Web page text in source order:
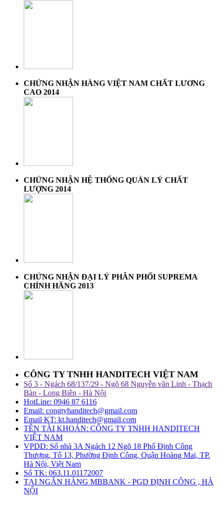
CHỨNG NHẬN HÀNG VIỆT NAM CHẤT LƯƠNG
CAO 2014
CHỨNG NHẬN HỆ THỐNG QUẢN LÝ CHẤT
LƯỢNG 2014
CHỨNG NHẬN ĐẠI LÝ PHÂN PHỐI SUPREMA
CHÍNH HÃNG 2013
CÔNG TY TNHH HANDITECH VIỆT NAM
Số 3 - Ngách 68/137/29 - Ngõ 68 Nguyễn văn Linh - Thạch
Bàn - Long Biên - Hà Nội
HotLine: 0946 87 6116
Email: congtyhanditech@gmail.com
Email KT: kt.handitech@gmail.com
TÊN TÀI KHOẢN: CÔNG TY TNHH HANDITECH
VIỆT NAM
VPDD: Số nhà 3A Ngách 12 Ngõ 18 Phố Định Công
Thượng, Tổ 13, Phường Định Công, Quận Hoàng Mai, TP.
Hà Nội, Việt Nam
Số TK: 063.11.01172007
TẠI NGÂN HÀNG MBBANK - PGD ĐỊNH CÔNG , HÀ
NỘI